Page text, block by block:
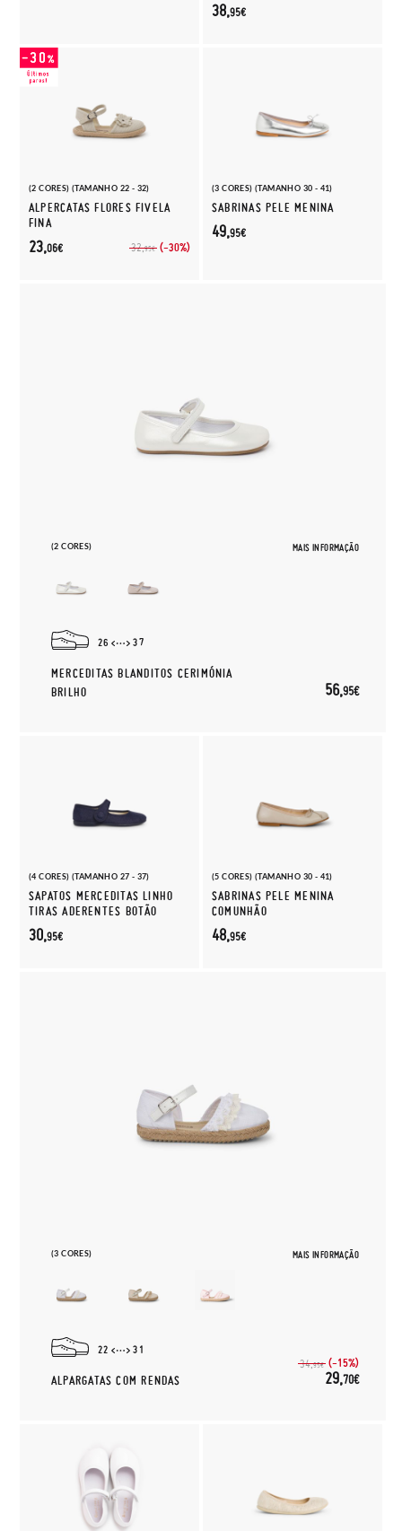
38,95€
(2 CORES) (TAMANHO 22 - 32)
ALPERCATAS FLORES FIVELA
FINA
32,95€ (-30%)
23,06€
(3 CORES) (TAMANHO 30 - 41)
SABRINAS PELE MENINA
49,95€
(2 CORES) MAIS INFORMAÇÃO
26 37
MERCEDITAS BLANDITOS CERIMÓNIA
BRILHO
56,95€
(4 CORES) (TAMANHO 27 - 37)
SAPATOS MERCEDITAS LINHO
TIRAS ADERENTES BOTÃO
30,95€
(5 CORES) (TAMANHO 30 - 41)
SABRINAS PELE MENINA
COMUNHÃO
48,95€
(3 CORES) MAIS INFORMAÇÃO
22 31
ALPARGATAS COM RENDAS
34,95€ (-15%)
29,70€